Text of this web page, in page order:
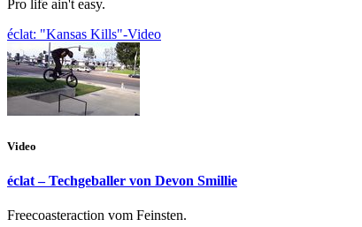
Pro life ain't easy.
éclat: "Kansas Kills"-Video
Video
éclat – Techgeballer von Devon Smillie
Freecoasteraction vom Feinsten.